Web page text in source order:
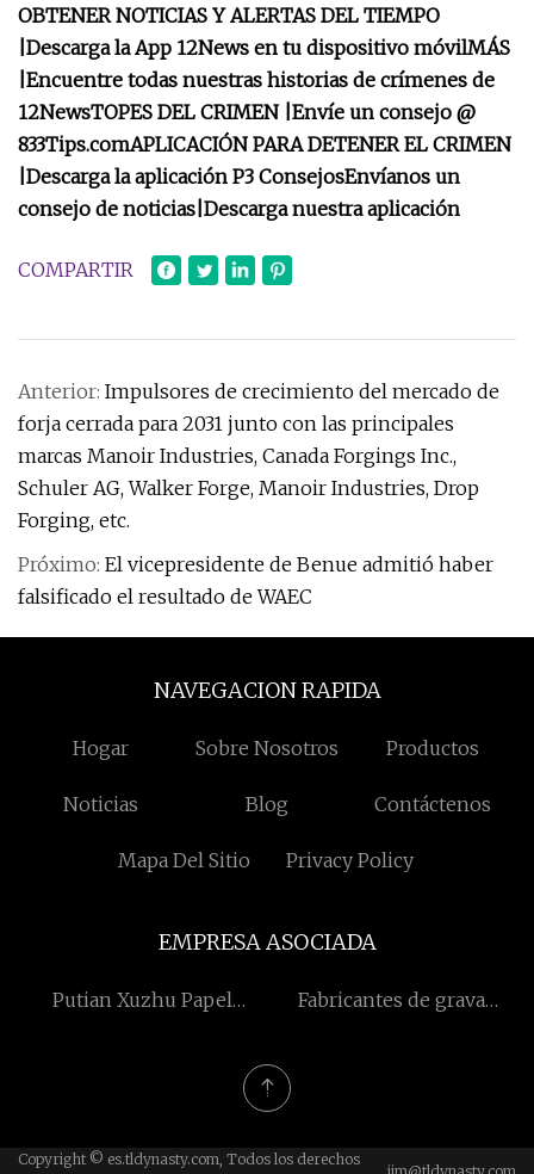
OBTENER NOTICIAS Y ALERTAS DEL TIEMPO
Descarga la App 12News en tu dispositivo móvilMÁS
Encuentre todas nuestras historias de crímenes de
12NewsTOPES DEL CRIMEN | Envíe un consejo @
833Tips.comAPLICACIÓN PARA DETENER EL CRIMEN
Descarga la aplicación P3 ConsejosEnvíanos un
consejo de noticias Descarga nuestra aplicación
COMPARTIR
Anterior: Impulsores de crecimiento del mercado de
forja cerrada para 2031 junto con las principales
marcas Manoir Industries, Canada Forgings Inc.,
Schuler AG, Walker Forge, Manoir Industries, Drop
Forging, etc.
Próximo: El vicepresidente de Benue admitió haber
falsificado el resultado de WAEC
NAVEGACION RAPIDA
Hogar Sobre Nosotros Productos
Noticias Blog Contáctenos
Mapa Del Sitio Privacy Policy
EMPRESA ASOCIADA
Putian Xuzhu Papel
Fabricantes de grava
Copyright © es.tldynasty.com, Todos los derechos